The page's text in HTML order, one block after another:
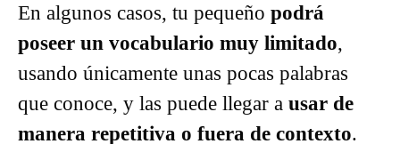
En algunos casos, tu pequeño podrá
poseer un vocabulario muy limitado,
usando únicamente unas pocas palabras
que conoce, y las puede llegar a usar de
manera repetitiva o fuera de contexto.